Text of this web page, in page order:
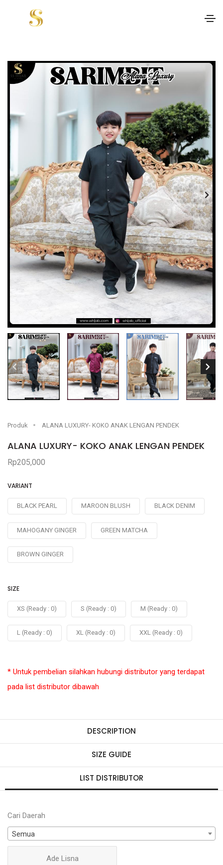
Produk ALANA LUXURY- KOKO ANAK LENGAN PENDEK
ALANA LUXURY- KOKO ANAK LENGAN PENDEK
Rp205,000
VARIANT
BLACK PEARL MAROON BLUSH BLACK DENIM
MAHOGANY GINGER GREEN MATCHA
BROWN GINGER
SIZE
XS (Ready : 0) S (Ready : 0) M (Ready : 0)
L (Ready : 0) XL (Ready : 0) XXL (Ready : 0)
* Untuk pembelian silahkan hubungi distributor yang terdapat
pada list distributor dibawah
DESCRIPTION
SIZE GUIDE
LIST DISTRIBUTOR
Cari Daerah
Semua
Ade Lisna